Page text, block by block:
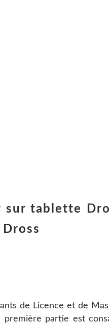
sur tablette
de Licence et de
partie est